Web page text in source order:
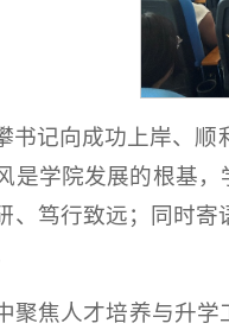
书记向成功上岸、
是学院发展的根基
、笃行致远；同时
聚焦人才培养与升